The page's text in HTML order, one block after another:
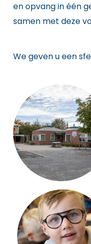
en opvang in één
samen met deze
We geven u een